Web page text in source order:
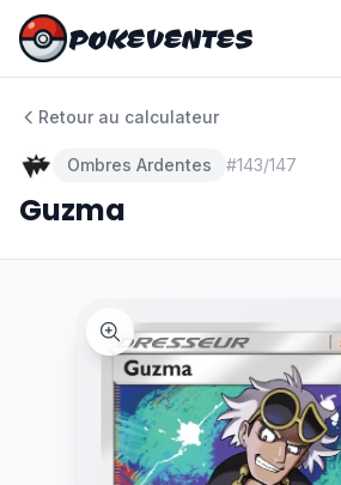
POKEVENTES
POKEVENTES
Retour au calculateur
Ombres Ardentes #143/147
Guzma